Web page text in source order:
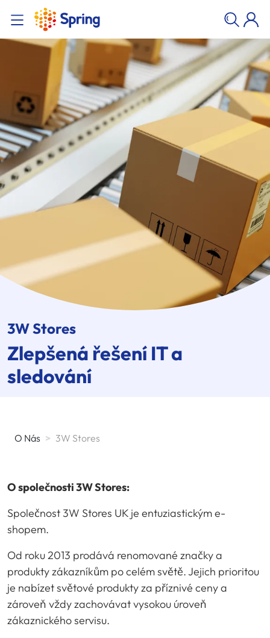
3W Stores
Zlepšená řešení IT a
sledování
O Nás > 3W Stores
O společnosti 3W Stores:
Společnost 3W Stores UK je entuziastickým e-
shopem.
Od roku 2013 prodává renomované značky a
produkty zákazníkům po celém světě. Jejich prioritou
je nabízet světové produkty za příznivé ceny a
zároveň vždy zachovávat vysokou úroveň
zákaznického servisu.